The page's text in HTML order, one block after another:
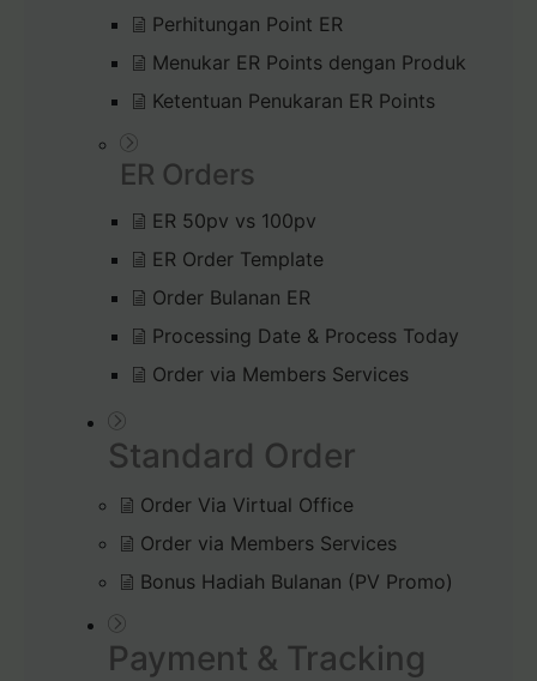
Perhitungan Point ER
Menukar ER Points dengan Produk
Ketentuan Penukaran ER Points
ER Orders
ER 50pv vs 100pv
ER Order Template
Order Bulanan ER
Processing Date & Process Today
Order via Members Services
Standard Order
Order Via Virtual Office
Order via Members Services
Bonus Hadiah Bulanan (PV Promo)
Payment & Tracking